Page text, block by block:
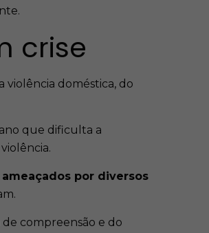
crise
violência doméstica, do
que dificulta a
por diversos
compreensão e do